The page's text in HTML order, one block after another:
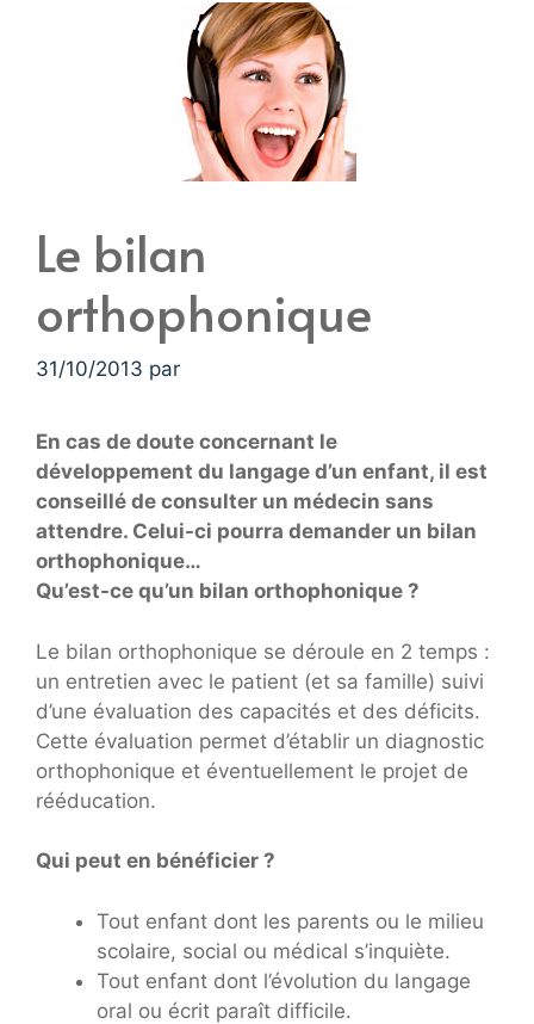
Le bilan
orthophonique
31/10/2013 par
En cas de doute concernant le
développement du langage d’un enfant, il est
conseillé de consulter un médecin sans
attendre. Celui-ci pourra demander un bilan
orthophonique…
Qu’est-ce qu’un bilan orthophonique ?
Le bilan orthophonique se déroule en 2 temps :
un entretien avec le patient (et sa famille) suivi
d’une évaluation des capacités et des déficits.
Cette évaluation permet d’établir un diagnostic
orthophonique et éventuellement le projet de
rééducation.
Qui peut en bénéficier ?
Tout enfant dont les parents ou le milieu
scolaire, social ou médical s’inquiète.
Tout enfant dont l’évolution du langage
oral ou écrit paraît difficile.